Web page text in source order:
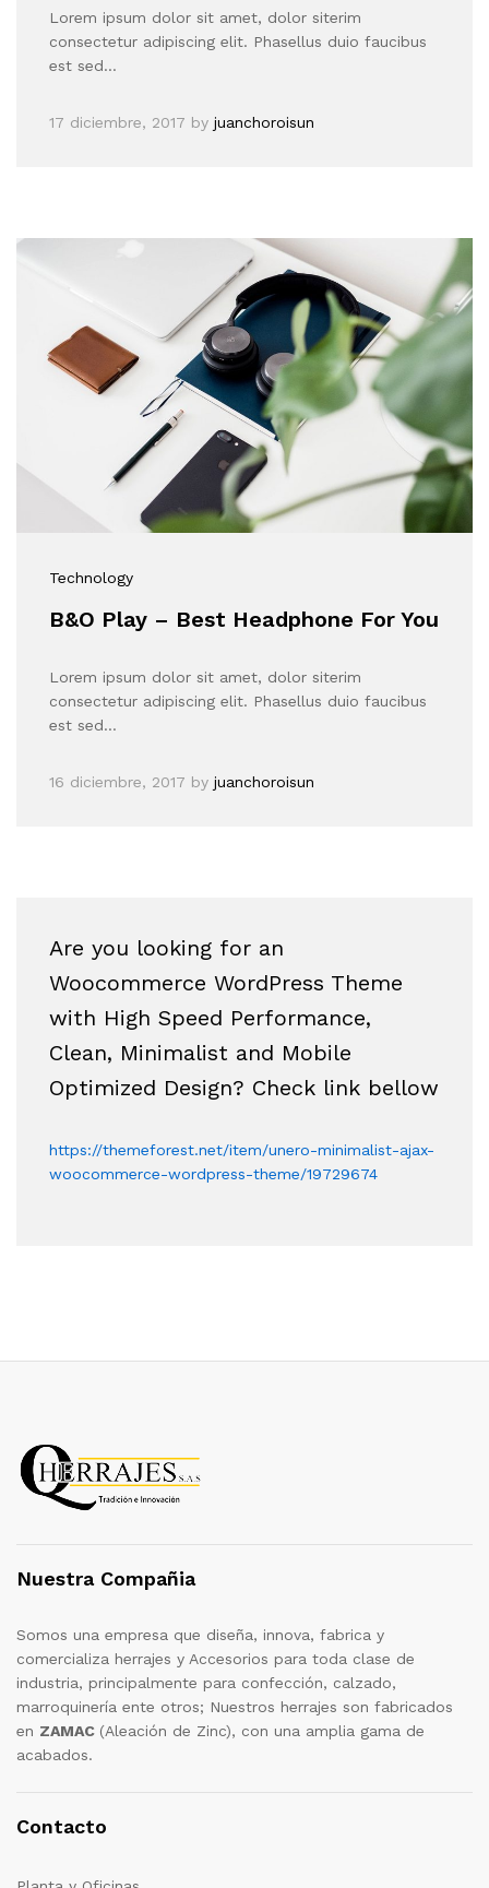
Lorem ipsum dolor sit amet, dolor siterim
consectetur adipiscing elit. Phasellus duio faucibus
est sed…
17 diciembre, 2017 by juanchoroisun
Technology
B&O Play – Best Headphone For You
Lorem ipsum dolor sit amet, dolor siterim
consectetur adipiscing elit. Phasellus duio faucibus
est sed…
16 diciembre, 2017 by juanchoroisun
Are you looking for an
Woocommerce WordPress Theme
with High Speed Performance,
Clean, Minimalist and Mobile
Optimized Design? Check link bellow
https://themeforest.net/item/unero-minimalist-ajax-
woocommerce-wordpress-theme/19729674
Nuestra Compañia
Somos una empresa que diseña, innova, fabrica y
comercializa herrajes y Accesorios para toda clase de
industria, principalmente para confección, calzado,
marroquinería ente otros; Nuestros herrajes son fabricados
en ZAMAC (Aleación de Zinc), con una amplia gama de
acabados.
Contacto